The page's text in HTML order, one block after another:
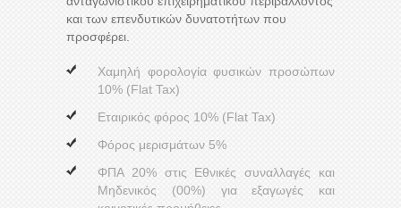
και των επενδυτικών δυνατοτήτων που
προσφέρει.
Χαμηλή φορολογία φυσικών προσώπων
10% (Flat Tax)
Εταιρικός φόρος 10% (Flat Tax)
Φόρος μερισμάτων 5%
ΦΠΑ 20% στις Εθνικές συναλλαγές και
Μηδενικός (00%) για εξαγωγές και